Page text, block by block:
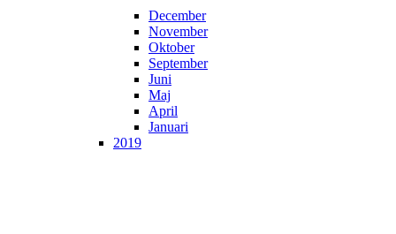
December
November
Oktober
September
Juni
Maj
April
Januari
2019